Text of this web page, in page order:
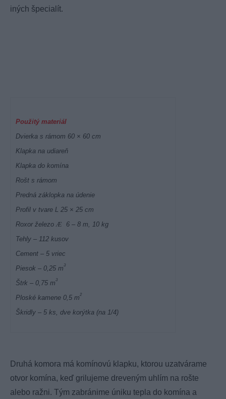
iných špecialít.
Použitý materiál
Dvierka s rámom 60 × 60 cm
Klapka na udiareň
Klapka do komína
Rošt s rámom
Predná záklopka na údenie
Profil v tvare L 25 × 25 cm
Roxor železo Æ
6 – 8 m, 10 kg
Tehly – 112 kusov
Cement – 5 vriec
Piesok – 0,25 m3
Štrk – 0,75 m3
Ploské kamene 0,5 m2
Škridly – 5 ks, dve korýtka (na 1/4)
Druhá komora má komínovú klapku, ktorou uzatvárame
otvor komína, keď grilujeme dreveným uhlím na rošte
alebo ražni. Tým zabránime úniku tepla do komína a